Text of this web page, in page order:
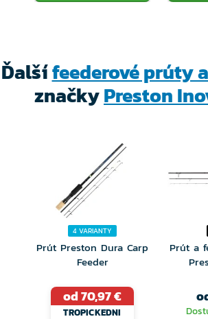
Ďalšífeederové prúty
značkyPreston
4 VARIANTY
Prút Preston Dura Carp
Feeder
od 70,97 €
TROPICKEDNI
Prút a